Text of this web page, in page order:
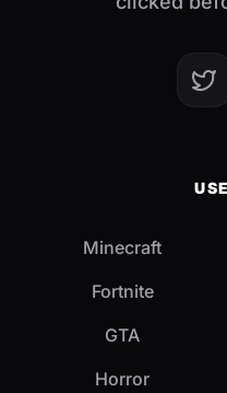
Minecraft
Fortnite
GTA
Horror